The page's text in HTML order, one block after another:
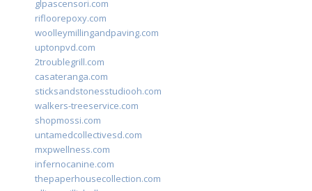
glpascensori.com
rifloorepoxy.com
woolleymillingandpaving.com
uptonpvd.com
2troublegrill.com
casateranga.com
sticksandstonesstudiooh.com
walkers-treeservice.com
shopmossi.com
untamedcollectivesd.com
mxpwellness.com
infernocanine.com
thepaperhousecollection.com